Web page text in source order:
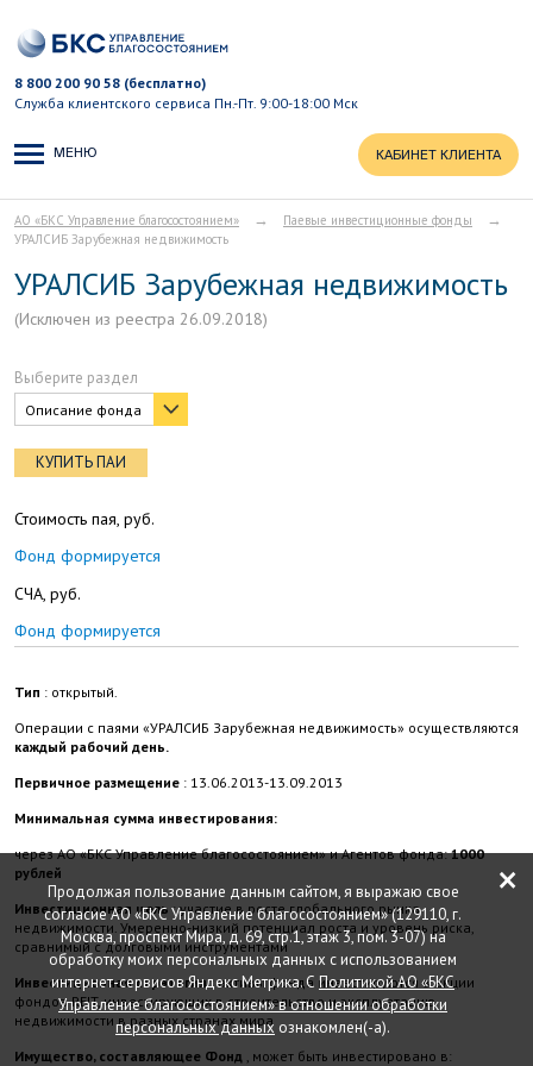
Продолжая пользование данным сайтом, я выражаю свое
согласие АО «БКС Управление благосостоянием» (129110, г.
Москва, проспект Мира, д. 69, стр.1, этаж 3, пом. 3-07) на
обработку моих персональных данных с использованием
интернет-сервисов Яндекс Метрика. С Политикой АО «БКС
Управление благосостоянием» в отношении обработки
персональных данных ознакомлен(-а).
×
8 800 200 90 58 (бесплатно)
Служба клиентского сервиса Пн.-Пт. 9:00-18:00 Мск
КАБИНЕТ КЛИЕНТА
МЕНЮ
АО «БКС Управление благосостоянием» → Паевые инвестиционные фонды →
УРАЛСИБ Зарубежная недвижимость
УРАЛСИБ Зарубежная недвижимость
(Исключен из реестра 26.09.2018)
Выберите раздел
Описание фонда
КУПИТЬ ПАИ
Стоимость пая, руб.
Фонд формируется
СЧА, руб.
Фонд формируется
Тип : открытый.
Операции с паями «УРАЛСИБ Зарубежная недвижимость» осуществляются
каждый рабочий день.
Первичное размещение : 13.06.2013-13.09.2013
Минимальная сумма инвестирования:
через АО «БКС Управление благосостоянием» и Агентов фонда:1000
рублей
Инвестиционная цель: участие в росте глобального рынка
недвижимости. Умеренно-низкий потенциал роста и уровень риска,
сравнимый с долговыми инструментами
Инвестиционная стратегия: активы фонда инвестируются в акции
фондов REIT, инвестирующих в строительство и эксплуатацию
недвижимости в разных странах мира
Имущество, составляющее Фонд
, может быть инвестировано в: